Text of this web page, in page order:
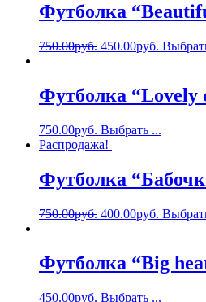
Футболка
750.00руб. 450.00руб.
Футболка “Lovely
750.00руб. Выбрать ...
Распродажа!
Футболка
750.00руб. 400.00руб.
Футболка “Big
450.00руб. Выбрать ...